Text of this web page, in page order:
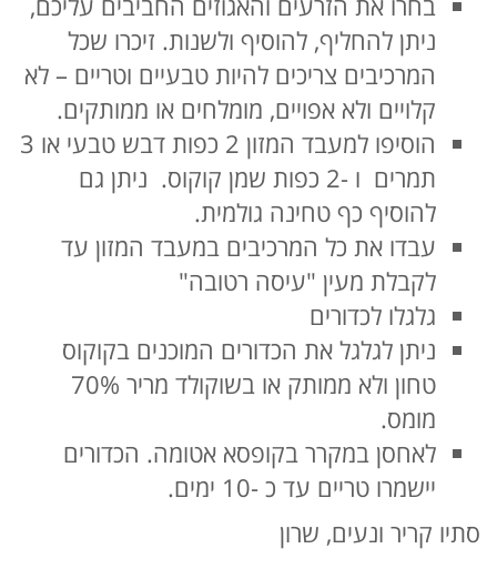
ניתן להחליף, להוסיף ולשנות. זיכרו שכל
המרכיבים צריכים להיות טבעיים וטריים – לא
קלויים ולא אפויים, מומלחים או ממותקים.
הוסיפו למעבד המזון 2 כפות דבש טבעי או 3
תמרים ו -2 כפות שמן קוקוס. ניתן גם
להוסיף כף טחינה גולמית.
עבדו את כל המרכיבים במעבד המזון עד
לקבלת מעין "עיסה רטובה"
גלגלו לכדורים
ניתן לגלגל את הכדורים המוכנים בקוקוס
טחון ולא ממותק או בשוקולד מריר 70%
מומס.
לאחסן במקרר בקופסא אטומה. הכדורים
יישמרו טריים עד כ -10 ימים.
סתיו קריר ונעים, שרון